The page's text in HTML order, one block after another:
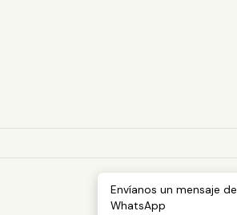
Envíanos un mensaje de
WhatsApp